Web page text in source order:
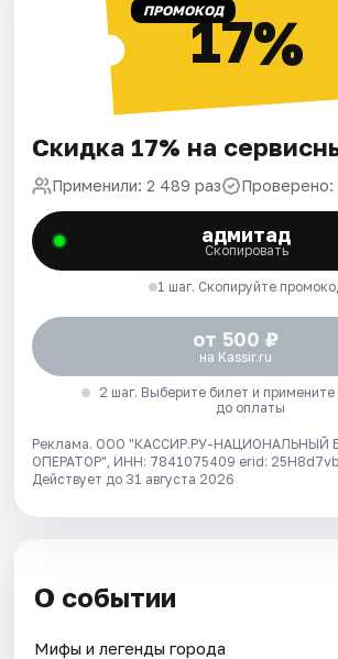
ПРОМОКОД17%
Скидка 17% на
Применили: 2 489 раз Проверено:
адмитад
Скопировать
1 шаг. Скопируйте
от 500 ₽
на Kassir.ru
2 шаг. Выберите билет и
до оплаты
Реклама. ООО "КАССИР.РУ-НАЦИОНАЛЬНЫЙ
ОПЕРАТОР", ИНН: 7841075409 erid:
Действует до 31 августа 2026
О событии
Мифы и легенды города